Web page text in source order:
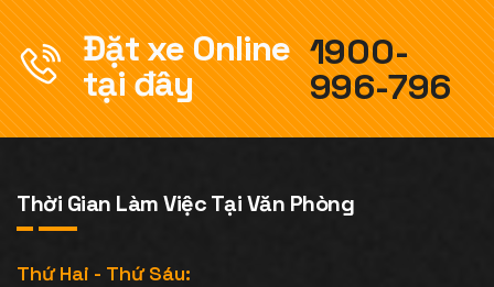
Đặt xe Online
tại đây
1900-
996-796
Thời Gian Làm Việc Tại Văn Phòng
Thứ Hai - Thứ Sáu: